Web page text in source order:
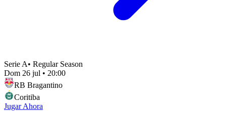
Serie A• Regular Season
Dom 26 jul • 20:00
RB Bragantino
Coritiba
Jugar Ahora